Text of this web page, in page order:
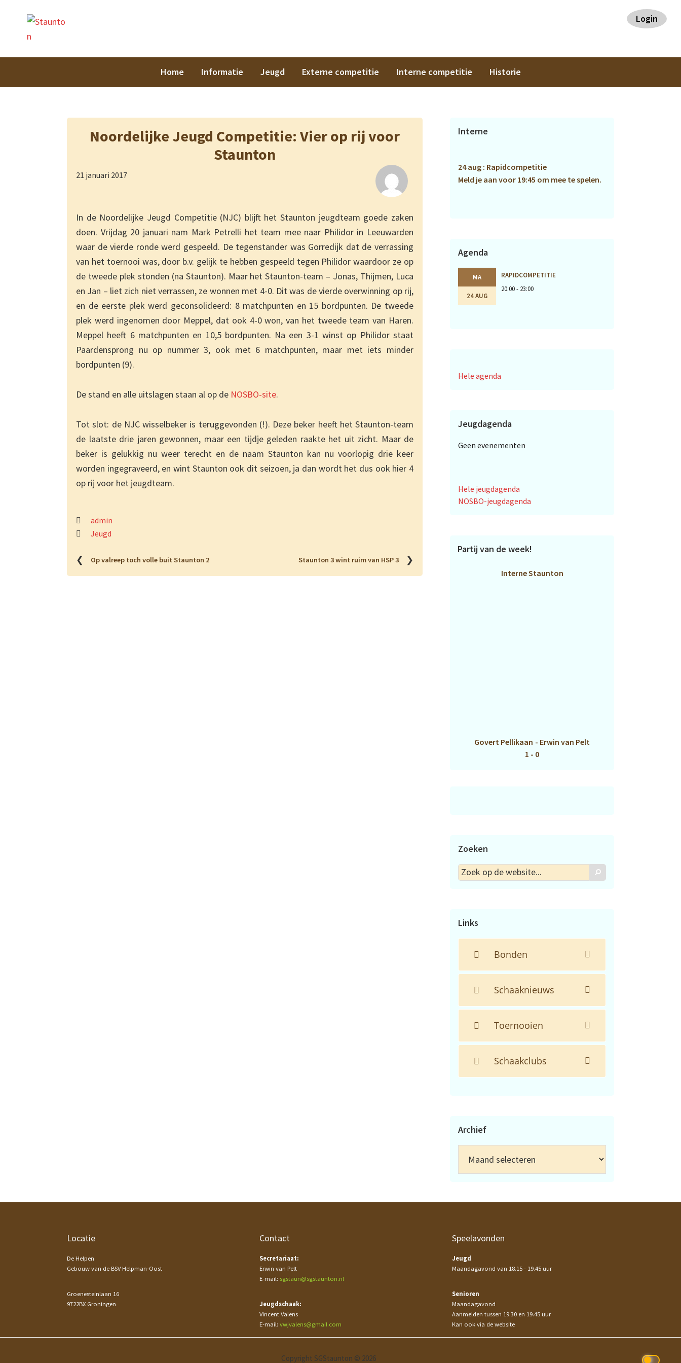
Login
Home Informatie Jeugd Externe competitie Interne competitie Historie
Noordelijke Jeugd Competitie: Vier op rij voor
Staunton
21 januari 2017
In de Noordelijke Jeugd Competitie (NJC) blijft het Staunton jeugdteam goede zaken
doen. Vrijdag 20 januari nam Mark Petrelli het team mee naar Philidor in Leeuwarden
waar de vierde ronde werd gespeeld. De tegenstander was Gorredijk dat de verrassing
van het toernooi was, door b.v. gelijk te hebben gespeeld tegen Philidor waardoor ze op
de tweede plek stonden (na Staunton). Maar het Staunton-team – Jonas, Thijmen, Luca
en Jan – liet zich niet verrassen, ze wonnen met 4-0. Dit was de vierde overwinning op rij,
en de eerste plek werd geconsolideerd: 8 matchpunten en 15 bordpunten. De tweede
plek werd ingenomen door Meppel, dat ook 4-0 won, van het tweede team van Haren.
Meppel heeft 6 matchpunten en 10,5 bordpunten. Na een 3-1 winst op Philidor staat
Paardensprong nu op nummer 3, ook met 6 matchpunten, maar met iets minder
bordpunten (9).
De stand en alle uitslagen staan al op de NOSBO-site.
Tot slot: de NJC wisselbeker is teruggevonden (!). Deze beker heeft het Staunton-team
de laatste drie jaren gewonnen, maar een tijdje geleden raakte het uit zicht. Maar de
beker is gelukkig nu weer terecht en de naam Staunton kan nu voorlopig drie keer
worden ingegraveerd, en wint Staunton ook dit seizoen, ja dan wordt het dus ook hier 4
op rij voor het jeugdteam.
admin
Jeugd
❮ Op valreep toch volle buit Staunton 2 Staunton 3 wint ruim van HSP 3 ❯
Primaire
Interne
24 aug : Rapidcompetitie
Meld je aan voor 19:45 om mee te spelen.
Agenda
MA
24 AUG
RAPIDCOMPETITIE
20:00 - 23:00
Hele agenda
Jeugdagenda
Geen evenementen
Hele jeugdagenda
NOSBO-jeugdagenda
Partij van de week!
Interne Staunton
Govert Pellikaan - Erwin van Pelt
1 - 0
Zoeken
Zoek
op
Zoek
Links
Bonden
Schaaknieuws
Toernooien
Schaakclubs
Archief
Locatie
De Helpen
Gebouw van de BSV Helpman-Oost
Groenesteinlaan 16
9722BX Groningen
Contact
Secretariaat:
Erwin van Pelt
E-mail: sgstaun@sgstaunton.nl
Jeugdschaak:
Vincent Valens
E-mail: vwjvalens@gmail.com
Speelavonden
Jeugd
Maandagavond van 18.15 - 19.45 uur
Senioren
Maandagavond
Aanmelden tussen 19.30 en 19.45 uur
Kan ook via de website
Copyright SGStaunton © 2026